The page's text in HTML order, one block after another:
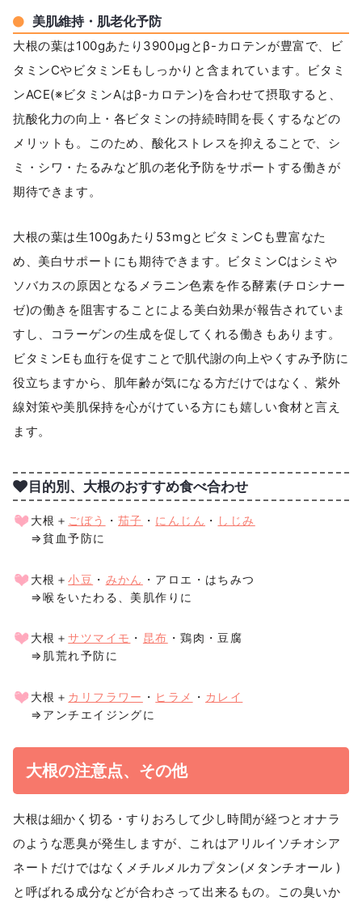
美肌維持・肌老化予防
大根の葉は100gあたり3900μgとβ-カロテンが豊富で、ビ
タミンCやビタミンEもしっかりと含まれています。ビタミ
ンACE(※ビタミンAはβ-カロテン)を合わせて摂取すると、
抗酸化力の向上・各ビタミンの持続時間を長くするなどの
メリットも。このため、酸化ストレスを抑えることで、シ
ミ・シワ・たるみなど肌の老化予防をサポートする働きが
期待できます。
大根の葉は生100gあたり53mgとビタミンCも豊富なた
め、美白サポートにも期待できます。ビタミンCはシミや
ソバカスの原因となるメラニン色素を作る酵素(チロシナー
ゼ)の働きを阻害することによる美白効果が報告されていま
すし、コラーゲンの生成を促してくれる働きもあります。
ビタミンEも血行を促すことで肌代謝の向上やくすみ予防に
役立ちますから、肌年齢が気になる方だけではなく、紫外
線対策や美肌保持を心がけている方にも嬉しい食材と言え
ます。
目的別、大根のおすすめ食べ合わせ
大根＋ ごぼう ・茄子 ・ にんじん ・ しじみ
⇒貧血予防に
大根＋小豆 ・ みかん ・アロエ・はちみつ
⇒喉をいたわる、美肌作りに
大根＋サツマイモ ・ 昆布 ・鶏肉・豆腐
⇒肌荒れ予防に
大根＋ カリフラワー ・ ヒラメ ・ カレイ
⇒アンチエイジングに
大根の注意点、その他
大根は細かく切る・すりおろして少し時間が経つとオナラ
のような悪臭が発生しますが、これはアリルイソチオシア
ネートだけではなくメチルメルカプタン(メタンチオール )
と呼ばれる成分などが合わさって出来るもの。この臭いか